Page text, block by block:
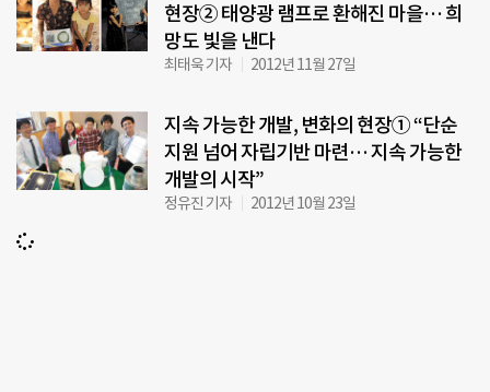
현장② 태양광 램프로 환해진 마을… 희
망도 빛을 낸다
최태욱 기자 2012년 11월 27일
지속 가능한 개발, 변화의 현장① “단순
지원 넘어 자립기반 마련… 지속 가능한
개발의 시작”
정유진 기자 2012년 10월 23일